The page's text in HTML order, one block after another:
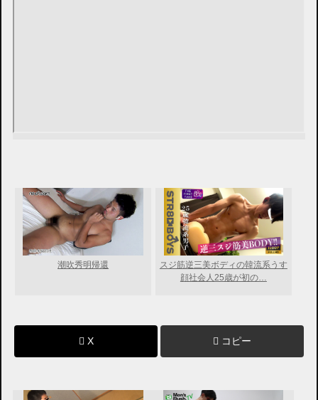
潮吹秀明帰還
スジ筋逆三美ボディの韓流系うす
顔社会人25歳が初の…
X コピー